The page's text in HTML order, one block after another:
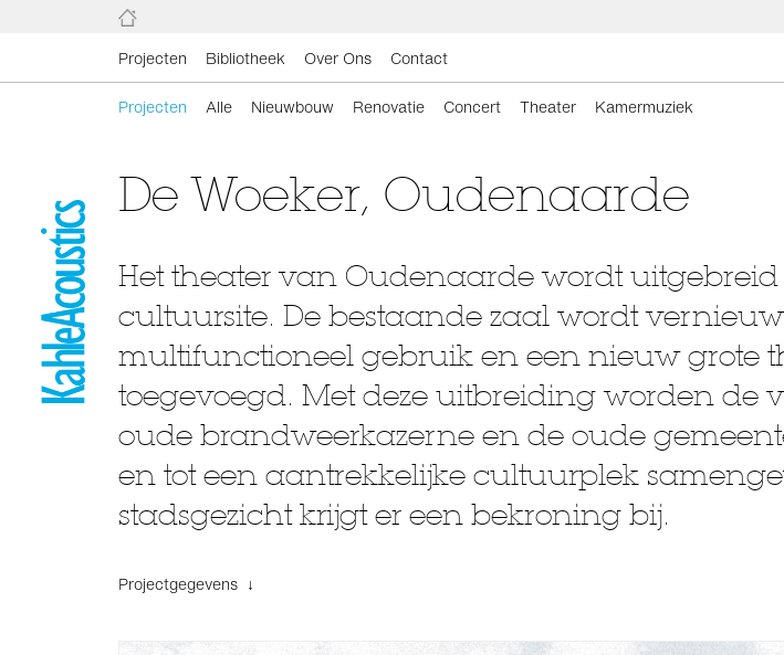
Projecten Bibliotheek Over Ons Contact
Projecten Alle Nieuwbouw Renovatie Concert Theater Kamermuziek
De Woeker, Oudenaarde
Het theater van Oudenaarde wordt
cultuursite. De bestaande zaal wordt
multifunctioneel gebruik en een nieuw grote
toegevoegd. Met deze uitbreiding worden de
oude brandweerkazerne en de oude
en tot een aantrekkelijke cultuurplek
stadsgezicht krijgt er een bekroning bij.
Projectgegevens ↓